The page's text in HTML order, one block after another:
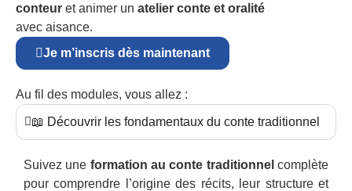
conteur et animer un atelier conte et oralité
avec aisance.
Je m’inscris dès maintenant
Au fil des modules, vous allez :
📖 Découvrir les fondamentaux du conte traditionnel
Suivez une formation au conte traditionnel complète
pour comprendre l’origine des récits, leur structure et